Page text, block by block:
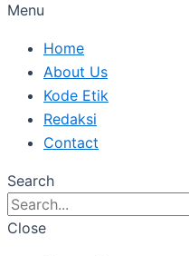
Menu
Home
About Us
Kode Etik
Redaksi
Contact
Search
Close